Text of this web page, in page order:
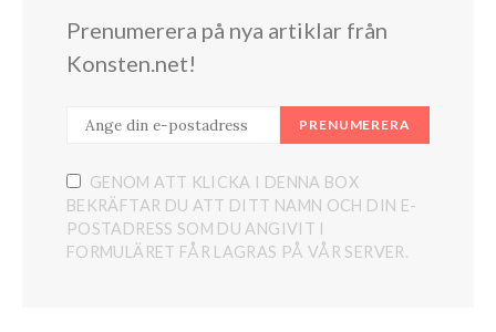
Prenumerera på nya artiklar från
Konsten.net!
PRENUMERERA
GENOM ATT KLICKA I DENNA BOX
BEKRÄFTAR DU ATT DITT NAMN OCH DIN E-
POSTADRESS SOM DU ANGIVIT I
FORMULÄRET FÅR LAGRAS PÅ VÅR SERVER.